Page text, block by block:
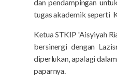
dan pendampingan
tugas akademik seperti
Ketua STKIP 'Aisyiyah
bersinergi dengan
diperlukan, apalagi
paparnya.